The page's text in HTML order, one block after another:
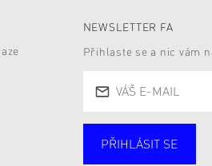
NEWSLETTER FA
Přihlaste se a nic vám
PŘIHLÁSIT SE